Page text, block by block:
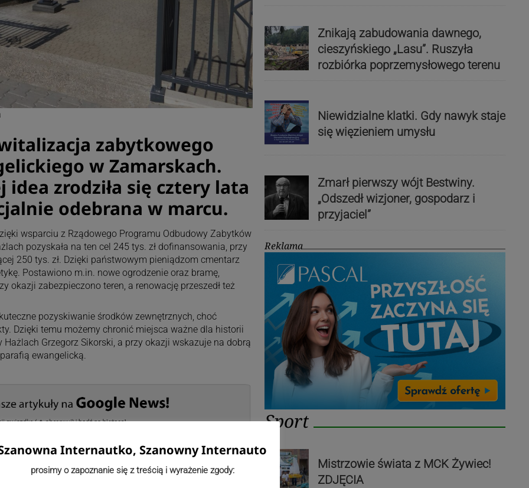
zabytkowego
w Zamarskach.
zrodziła się cztery lata
odebrana w marcu.
wsparciu z Rządowego Programu Odbudowy Zabytków
pozyskała na ten cel 245 tys. zł dofinansowania, przy
250 tys. zł. Dzięki państwowym pieniądzom cmentarz
Postawiono m.in. nowe ogrodzenie oraz bramę,
okazji zabezpieczono teren, a renowację przeszedł też
pozyskiwanie środków zewnętrznych, choć
Dzięki temu możemy chronić miejsca ważne dla historii
Grzegorz Sikorski, a przy okazji wskazuje na dobrą
ewangelicką.
Znikają zabudowania dawnego,
cieszyńskiego „Lasu”. Ruszyła
rozbiórka poprzemysłowego terenu
Niewidzialne klatki. Gdy nawyk staje
się więzieniem umysłu
Zmarł pierwszy wójt Bestwiny.
„Odszedł wizjoner, gospodarz i
przyjaciel”
Reklama
Sport
Mistrzowie świata z MCK Żywiec!
ZDJĘCIA
Internautko, Szanowny Internauto
prosimy o zapoznanie się z treścią i wyrażenie zgody: